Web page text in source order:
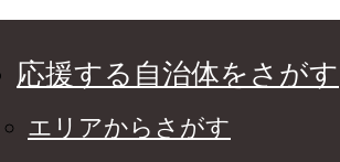
応援する自治体をさがす
エリアからさがす